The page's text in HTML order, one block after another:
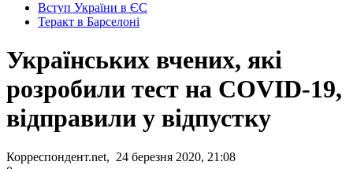
Вступ України в ЄС
Теракт в Барселоні
Українських вчених, які
розробили тест на COVID-19,
відправили у відпустку
Корреспондент.net, 24 березня 2020, 21:08